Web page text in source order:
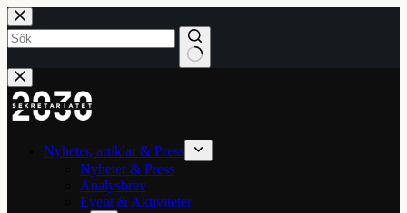
Hoppa
till
innehåll
Inga
resultat
Nyheter, artiklar & Press
Nyheter & Press
Analysbrev
Event & Aktiviteter